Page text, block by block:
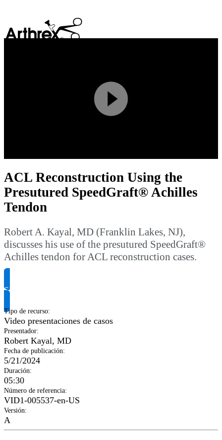
Play
Video
ACL Reconstruction Using the
Presutured SpeedGraft® Achilles
Tendon
Robert A. Kayal, MD (Franklin Lakes, NJ),
discusses his use of the presutured SpeedGraft®
Achilles tendon for ACL reconstruction cases.
Solicitar información del producto
Tipo de recurso:
Video presentaciones de casos
Presentador:
Robert Kayal, MD
Fecha de publicación:
5/21/2024
Duración:
05:30
Número de referencia:
VID1-005537-en-US
Versión:
A